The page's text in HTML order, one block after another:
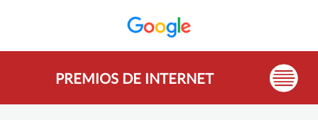
PREMIOS DE INTERNET